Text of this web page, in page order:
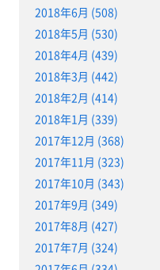
2018年6月 (508)
2018年5月 (530)
2018年4月 (439)
2018年3月 (442)
2018年2月 (414)
2018年1月 (339)
2017年12月 (368)
2017年11月 (323)
2017年10月 (343)
2017年9月 (349)
2017年8月 (427)
2017年7月 (324)